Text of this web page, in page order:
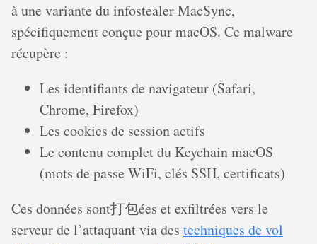
à une variante du infostealer MacSync,
spécifiquement conçue pour macOS. Ce malware
récupère :
Les identifiants de navigateur (Safari,
Chrome, Firefox)
Les cookies de session actifs
Le contenu complet du Keychain macOS
(mots de passe WiFi, clés SSH, certificats)
Ces données sont打包ées et exfiltrées vers le
serveur de l’attaquant via des techniques de vol